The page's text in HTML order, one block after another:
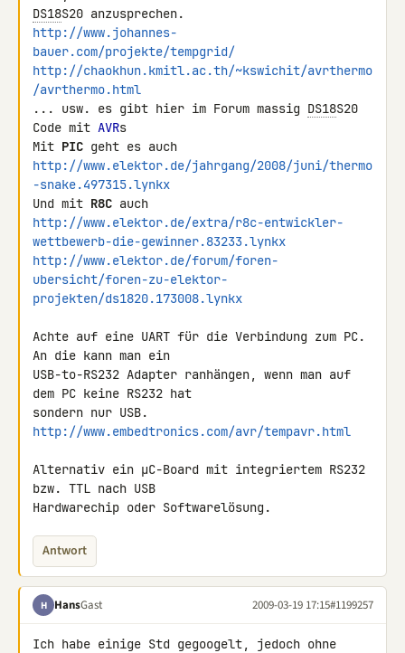
DS18
http://www.johannes-
bauer.com/projekte/tempgrid/
http://chaokhun.kmitl.ac.th/~kswichit/avrthermo
/avrthermo.html
... usw. es gibt hier im Forum massig DS18S20
Code mit AVRs
Mit PIC
http://www.elektor.de/jahrgang/2008/juni/thermo
-snake.497315.lynkx
Und mit R8C
http://www.elektor.de/extra/r8c-entwickler-
wettbewerb-die-gewinner.83233.lynkx
http://www.elektor.de/forum/foren-
ubersicht/foren-zu-elektor-
projekten/ds1820.173008.lynkx
Achte auf eine UART für die Verbindung zum PC.
An die kann man ein
USB-to-RS232 Adapter ranhängen, wenn man auf
dem PC keine RS232 hat
http://www.embedtronics.com/avr/tempavr.html
Alternativ ein µC-Board mit integriertem RS232
bzw. TTL nach USB
Hardwarechip oder Softwarelösung.
Antwort
H HansGast 2009-03-19 17:15#1199257
Ich habe einige Std gegoogelt, jedoch ohne